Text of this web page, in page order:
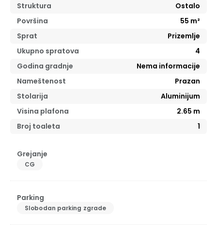
Struktura
Ostalo
Površina
55 m²
Sprat
Prizemlje
Ukupno spratova
4
Godina gradnje
Nema informacije
Nameštenost
Prazan
Stolarija
Aluminijum
Visina plafona
2.65 m
Broj toaleta
1
Grejanje
CG
Parking
Slobodan parking zgrade